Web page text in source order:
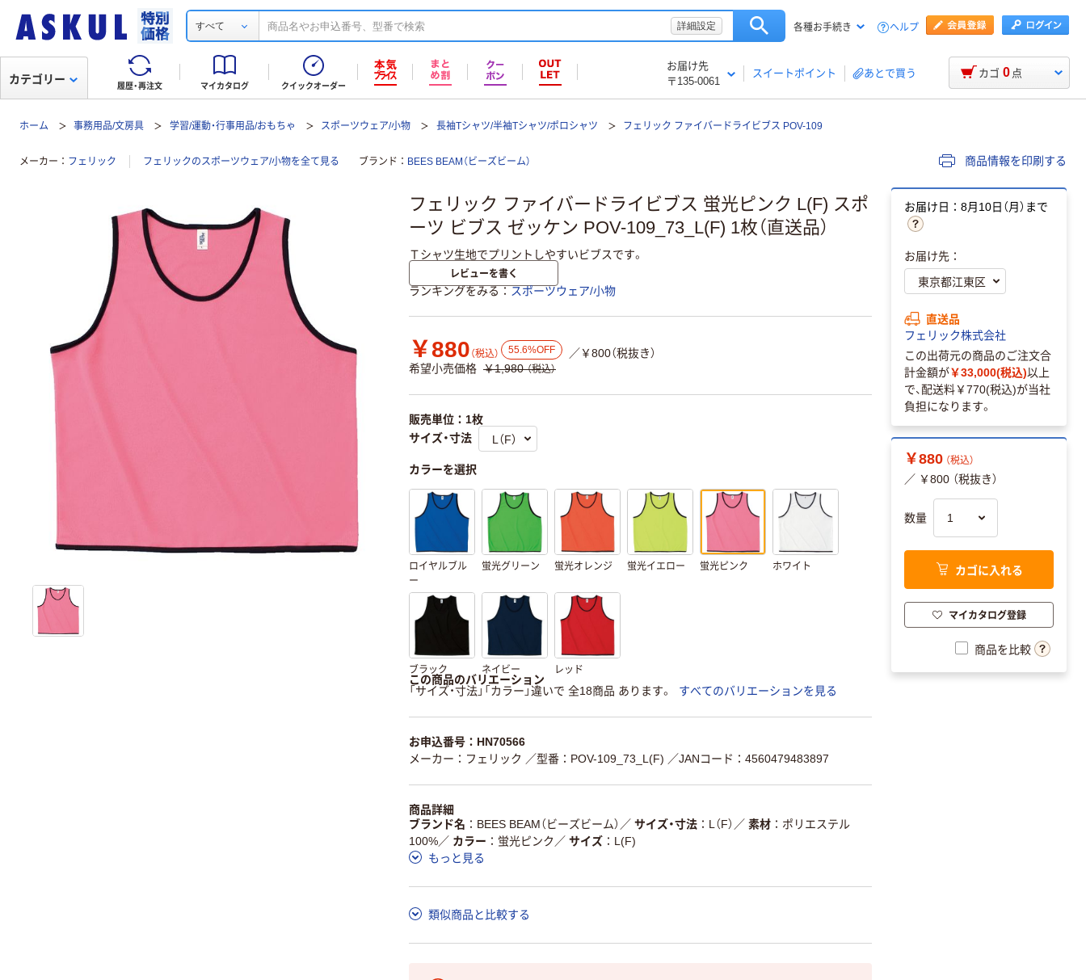
すべて 詳細設定 各種お手続き ヘルプ
履歴・再注文 マイカタログ クイックオーダー
お届け先
〒135-0061
スイートポイント あとで買う
カテゴリー カゴ 0 点
ホーム 事務用品/文房具 学習/運動・行事用品/おもちゃ スポーツウェア/小物 長袖Tシャツ/半袖Tシャツ/ポロシャツ フェリック ファイバードライビブス POV-109
メーカー フェリック フェリックのスポーツウェア/小物を全て見る ブランド BEES BEAM（ビーズビーム） 商品情報を印刷する
フェリック ファイバードライビブス 蛍光ピンク L(F) スポ
ーツ ビブス ゼッケン POV-109_73_L(F) 1枚（直送品）
Ｔシャツ生地でプリントしやすいビブスです。
レビューを書く
ランキングをみる スポーツウェア/小物
￥880 （税込） 55.6%OFF
／￥800（税抜き）
希望小売価格 ￥1,980 （税込）
販売単位：1枚
サイズ・寸法
カラーを選択
ロイヤルブル
ー
蛍光グリーン 蛍光オレンジ 蛍光イエロー 蛍光ピンク ホワイト
ブラック ネイビー レッド
この商品のバリエーション
「サイズ・寸法」「カラー」違いで 全18商品 あります。
すべてのバリエーションを見る
お申込番号：HN70566
メーカー：フェリック ／型番：POV-109_73_L(F) ／JANコード：4560479483897
商品詳細
ブランド名
BEES BEAM（ビーズビーム） ／ サイズ・寸法 L（F） ／ 素材
ポリエステル
100%／ カラー 蛍光ピンク ／ サイズ
L(F)
もっと見る
類似商品と比較する
お届け日：8月10日（月）まで
お届け先：
直送品
フェリック株式会社
この出荷元の商品のご注文合
計金額が￥33,000(税込)以上
で、配送料￥770(税込)が当社
負担になります。
￥880 （税込）
／ ￥800 （税抜き）
数量
カゴに入れる
マイカタログ登録
商品を比較